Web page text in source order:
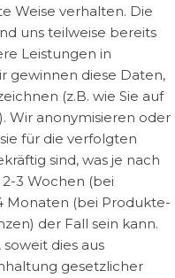
Weise verhalten. Die
uns teilweise bereits
Leistungen in
gewinnen diese Daten,
(z.B. wie Sie auf
Wir anonymisieren oder
für die verfolgten
sind, was je nach
3 Wochen (bei
Monaten (bei Produkte-
der Fall sein kann.
dies aus
gesetzlicher